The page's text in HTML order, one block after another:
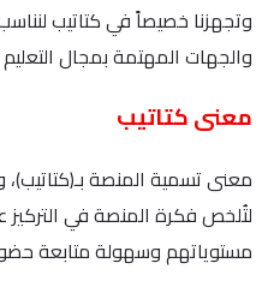
وتجهزنا خصيصاً في كتاتيب
والجهات المهتمة بمجال
معنى كتاتيب
معنى تسمية المنصة
لتُلخص فكرة المنصة في التركيز
مستوياتهم وسهولة متابعة